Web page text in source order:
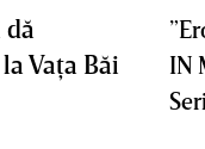
Vaţa Băi
IN